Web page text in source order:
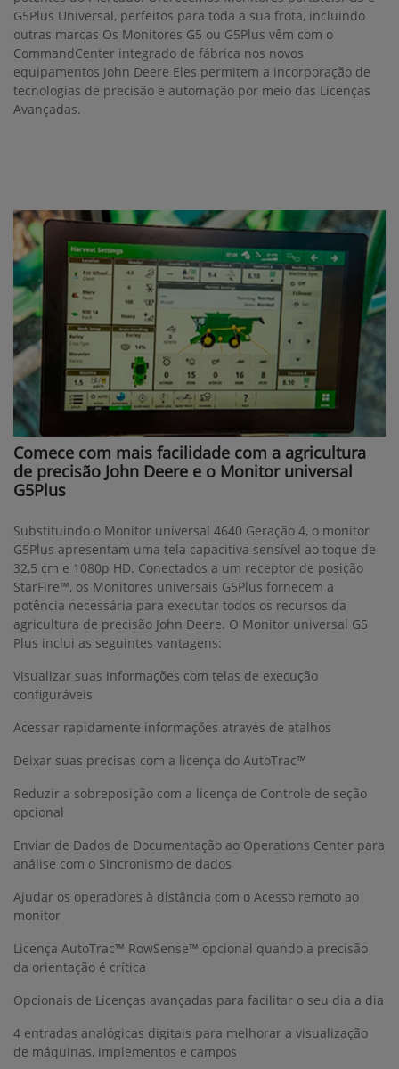
G5Plus Universal, perfeitos para toda a sua frota, incluindo
outras marcas Os Monitores G5 ou G5Plus vêm com o
CommandCenter integrado de fábrica nos novos
equipamentos John Deere Eles permitem a incorporação de
tecnologias de precisão e automação por meio das Licenças
Avançadas.
Comece com mais facilidade com a agricultura
de precisão John Deere e o Monitor universal
G5Plus
Substituindo o Monitor universal 4640 Geração 4, o monitor
G5Plus apresentam uma tela capacitiva sensível ao toque de
32,5 cm e 1080p HD. Conectados a um receptor de posição
StarFire™, os Monitores universais G5Plus fornecem a
potência necessária para executar todos os recursos da
agricultura de precisão John Deere. O Monitor universal G5
Plus inclui as seguintes vantagens:
Visualizar suas informações com telas de execução
configuráveis
Acessar rapidamente informações através de atalhos
Deixar suas precisas com a licença do AutoTrac™
Reduzir a sobreposição com a licença de Controle de seção
opcional
Enviar de Dados de Documentação ao Operations Center para
análise com o Sincronismo de dados
Ajudar os operadores à distância com o Acesso remoto ao
monitor
Licença AutoTrac™ RowSense™ opcional quando a precisão
da orientação é crítica
Opcionais de Licenças avançadas para facilitar o seu dia a dia
4 entradas analógicas digitais para melhorar a visualização
de máquinas, implementos e campos